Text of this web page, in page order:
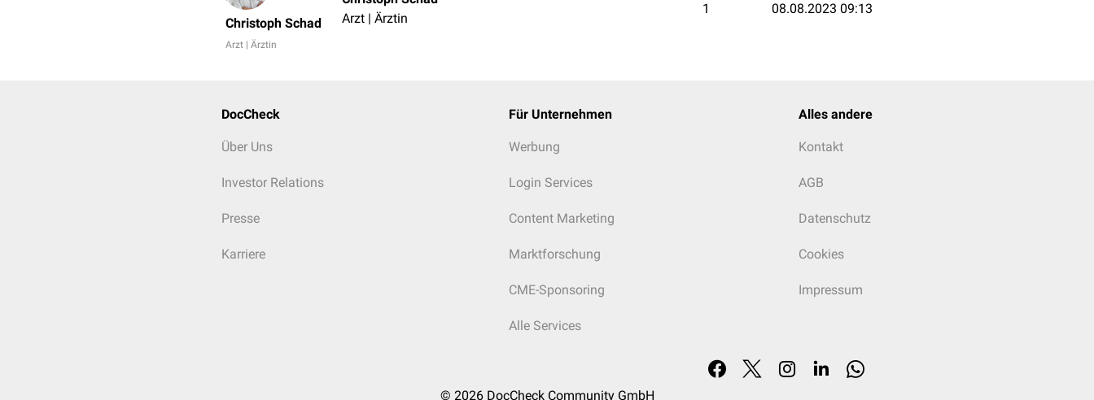
Christoph Schad
Arzt | Ärztin
Arzt | Ärztin
1 08.08.2023 09:13
DocCheck
Über Uns
Investor Relations
Presse
Karriere
Für Unternehmen
Werbung
Login Services
Content Marketing
Marktforschung
CME-Sponsoring
Alle Services
Alles andere
Kontakt
AGB
Datenschutz
Cookies
Impressum
© 2026 DocCheck Community GmbH